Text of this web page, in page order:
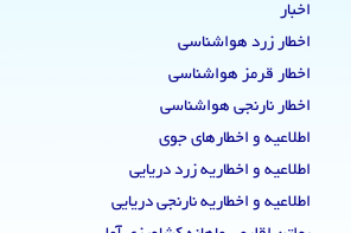
اخبار
اخطار زرد هواشناسی
اخطار قرمز هواشناسی
اخطار نارنجی هواشناسی
اطلاعیه و اخطارهای جوی
اطلاعیه و اخطاریه زرد دریایی
اطلاعیه و اخطاریه نارنجی دریایی